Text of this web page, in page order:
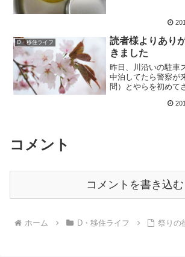
めんなさい。なの
D・移住ライフ
読者様よりあり
きました
昨日、川沿いの駐車
中泊してたら警察が
問）とやらを初めて
の大好きなソーラ
コメント
コメントを書き込む
ホーム D・移住ライフ 祭りの